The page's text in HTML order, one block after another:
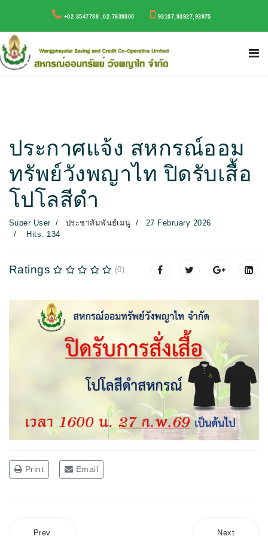
+02-3547788 ,02-7639300 93107,93927,93975
ประกาศแจ้ง สหกรณ์ออม
ทรัพย์วังพญาไท ปิดรับเสื้อ
โปโลสีดำ
Super User ประชาสัมพันธ์เมนู
27 February 2026
Hits: 134
Ratings (0)
Print Email
Prev Next